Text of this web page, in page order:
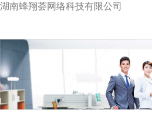
湖南蜂翔荟网络科技有限公司